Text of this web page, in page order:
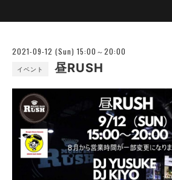
2021-09-12 (Sun) 15:00～20:00
イベント 昼RUSH